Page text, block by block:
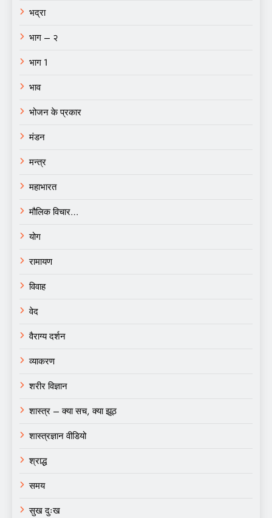
भद्रा
भाग – २
भाग 1
भाव
भोजन के प्रकार
मंडन
मन्त्र
महाभारत
मौलिक विचार…
योग
रामायण
विवाह
वेद
वैराग्य दर्शन
व्याकरण
शरीर विज्ञान
शास्त्र – क्या सच, क्या झूठ
शास्त्रज्ञान वीडियो
श्राद्ध
समय
सुख दुःख